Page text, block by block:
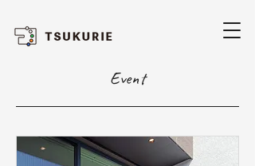
Event